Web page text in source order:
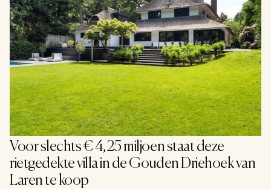
Voor slechts € 4,25 miljoen staat deze
rietgedekte villa in de Gouden Driehoek van
Laren te koop